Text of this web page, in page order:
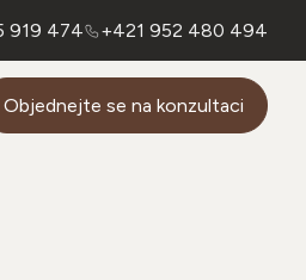
919 474 +421 952 480 494
Objednejte se na konzultaci